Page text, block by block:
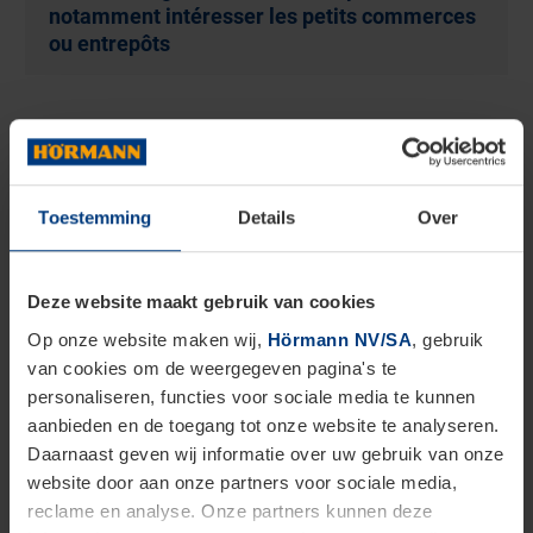
Toestemming Details Over
Deze website maakt gebruik van cookies
Op onze website maken wij, Hörmann NV/SA, gebruik
van cookies om de weergegeven pagina's te
personaliseren, functies voor sociale media te kunnen
aanbieden en de toegang tot onze website te analyseren.
Daarnaast geven wij informatie over uw gebruik van onze
website door aan onze partners voor sociale media,
reclame en analyse. Onze partners kunnen deze
notamment intéresser les petits commerces
ou entrepôts
Rideau à lames TD : simplicité, économie et
qualité
Le rideau à lames TD de Hörmann est une solution
situations peu exigeantes. Il est très souvent utilisé
pour fermer des petits magasins, des surfaces
commerçantes ou des entrepôts la nuit. Il nécessite
peu d’espace pour le montage et peut être installé
aussi bien devant que derrière et dans la baie. Deux
versions de tablier sont disponibles au choix : HR70